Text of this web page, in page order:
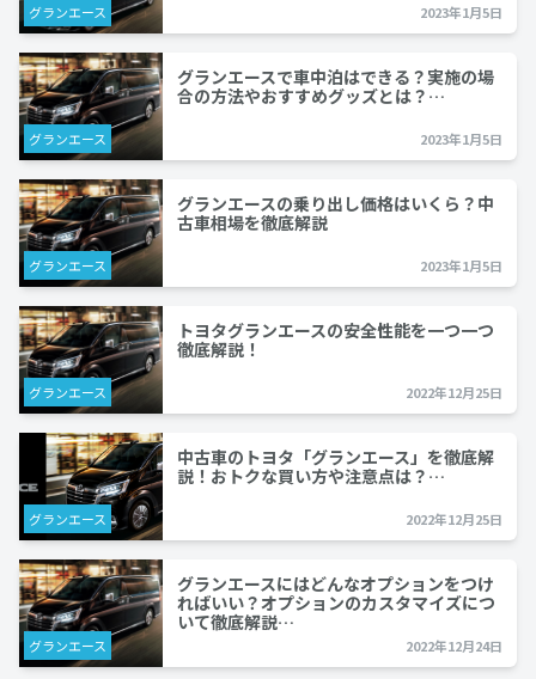
グランエース 2023年1月5日
グランエース
グランエースで車中泊はできる？実施の場
合の方法やおすすめグッズとは？…
2023年1月5日
グランエース
グランエースの乗り出し価格はいくら？中
古車相場を徹底解説
2023年1月5日
グランエース
トヨタグランエースの安全性能を一つ一つ
徹底解説！
2022年12月25日
グランエース
中古車のトヨタ「グランエース」を徹底解
説！おトクな買い方や注意点は？…
2022年12月25日
グランエース
グランエースにはどんなオプションをつけ
ればいい？オプションのカスタマイズにつ
いて徹底解説…
2022年12月24日